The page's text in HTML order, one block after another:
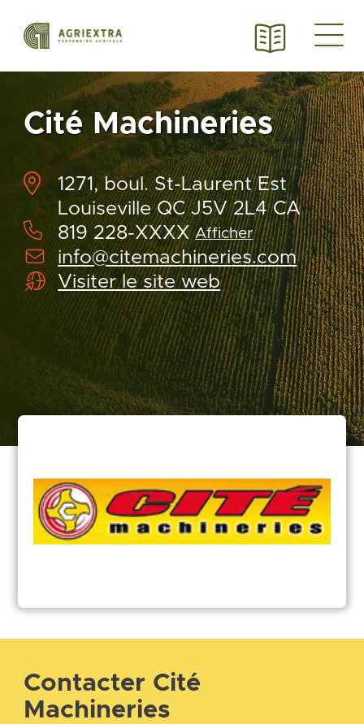
Cité Machineries
1271, boul. St-Laurent Est
Louiseville QC J5V 2L4 CA
819 228-XXXX Afficher
info@citemachineries.com
Visiter le site web
Contacter Cité
Machineries